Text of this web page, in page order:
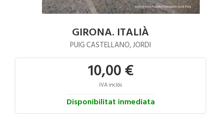
GIRONA. ITALIÀ
PUIG CASTELLANO, JORDI
10,00 €
IVA inclós
Disponibilitat inmediata